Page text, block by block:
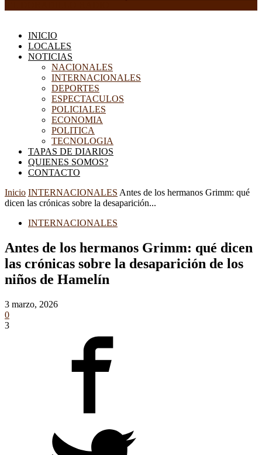
INICIO
LOCALES
NOTICIAS
NACIONALES
INTERNACIONALES
DEPORTES
ESPECTACULOS
POLICIALES
ECONOMIA
POLITICA
TECNOLOGIA
TAPAS DE DIARIOS
QUIENES SOMOS?
CONTACTO
Inicio INTERNACIONALES Antes de los hermanos Grimm: qué
dicen las crónicas sobre la desaparición...
INTERNACIONALES
Antes de los hermanos Grimm: qué dicen
las crónicas sobre la desaparición de los
niños de Hamelín
3 marzo, 2026
0
3